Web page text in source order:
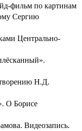
фильм по картинам
Сергию
Центрально-
Н.Д.
О Борисе
Видеозапись.